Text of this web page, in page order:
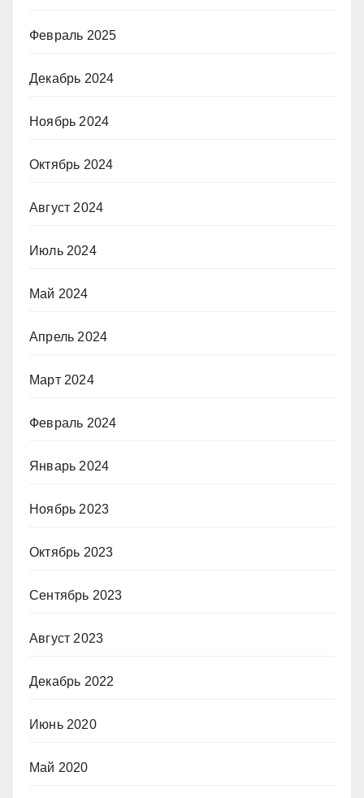
Февраль 2025
Декабрь 2024
Ноябрь 2024
Октябрь 2024
Август 2024
Июль 2024
Май 2024
Апрель 2024
Март 2024
Февраль 2024
Январь 2024
Ноябрь 2023
Октябрь 2023
Сентябрь 2023
Август 2023
Декабрь 2022
Июнь 2020
Май 2020